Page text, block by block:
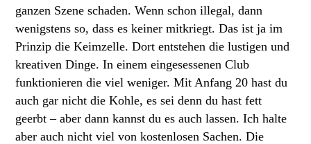
ganzen Szene schaden. Wenn schon illegal, dann
wenigstens so, dass es keiner mitkriegt. Das ist ja im
Prinzip die Keimzelle. Dort entstehen die lustigen und
kreativen Dinge. In einem eingesessenen Club
funktionieren die viel weniger. Mit Anfang 20 hast du
auch gar nicht die Kohle, es sei denn du hast fett
geerbt – aber dann kannst du es auch lassen. Ich halte
aber auch nicht viel von kostenlosen Sachen. Die